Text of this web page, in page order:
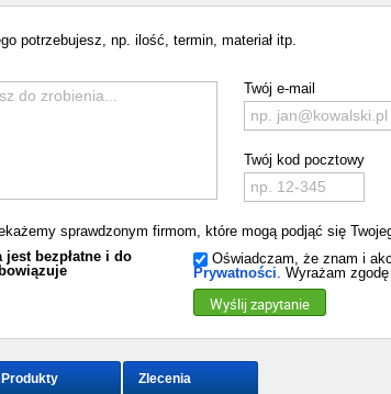
potrzebujesz, np. ilość, termin, materiał itp.
Twój e-mail
Twój kod pocztowy
sprawdzonym firmom, które mogą podjąć się
jest bezpłatne i do
Oświadczam, że znam i
Prywatności. Wyrażam
Wyślij zapytanie
Produkty Zlecenia